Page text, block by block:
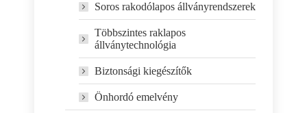
Soros rakodólapos állványrendszerek
Többszintes raklapos
állványtechnológia
Biztonsági kiegészítők
Önhordó emelvény